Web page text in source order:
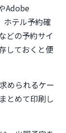
Adobe
ホテル予約確
どの予約サイ
しておくと便
められるケー
とめて印刷し